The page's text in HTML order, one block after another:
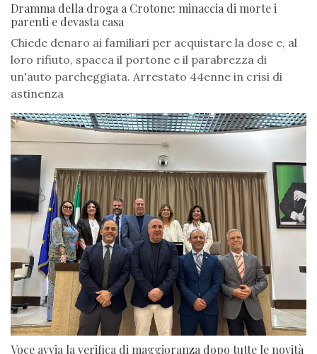
Dramma della droga a Crotone: minaccia di morte i
parenti e devasta casa
Chiede denaro ai familiari per acquistare la dose e, al
loro rifiuto, spacca il portone e il parabrezza di
un'auto parcheggiata. Arrestato 44enne in crisi di
astinenza
Voce avvia la verifica di maggioranza dopo tutte le novità